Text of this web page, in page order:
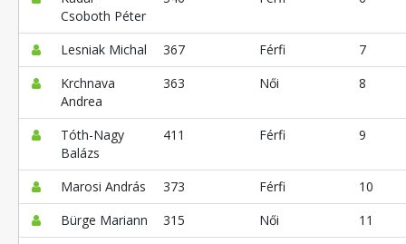
Csoboth Péter
Lesniak Michal 367 Férfi
7
Krchnava
Andrea
363 Női 8
Tóth-Nagy
Balázs
411 Férfi 9
Marosi András 373 Férfi
10
Bürge Mariann
315 Női
11